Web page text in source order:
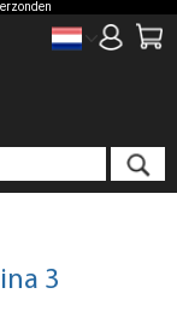
3